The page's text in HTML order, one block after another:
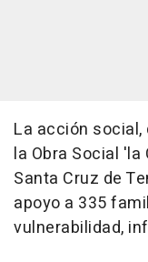
La acción
la Obra Social
Santa Cruz de
apoyo a 335
vulnerabilidad,